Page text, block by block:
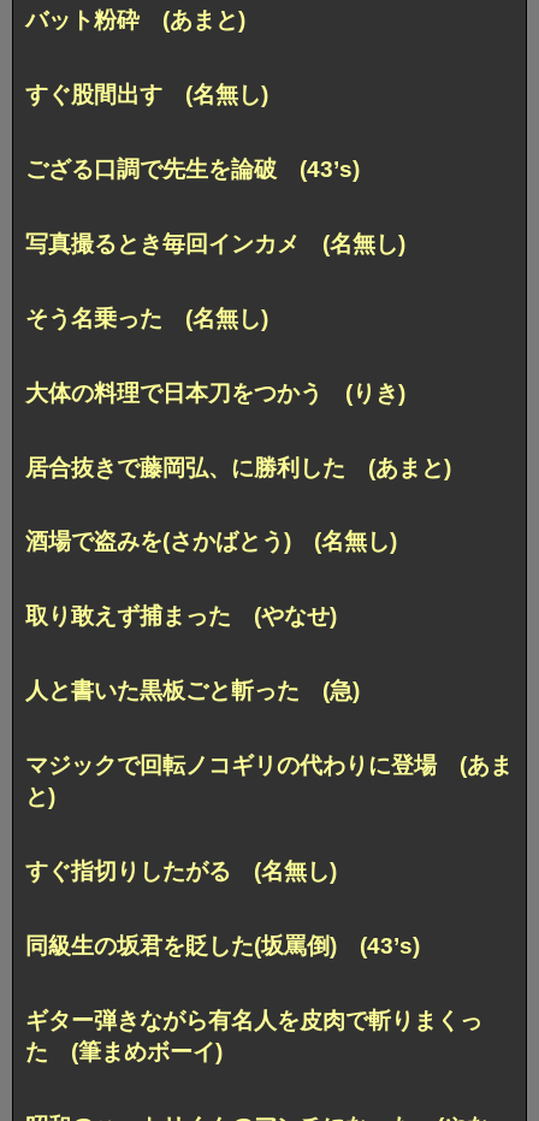
バット粉砕 (あまと)
すぐ股間出す (名無し)
ござる口調で先生を論破 (43’s)
写真撮るとき毎回インカメ (名無し)
そう名乗った (名無し)
大体の料理で日本刀をつかう (りき)
居合抜きで藤岡弘、に勝利した (あまと)
酒場で盗みを(さかばとう) (名無し)
取り敢えず捕まった (やなせ)
人と書いた黒板ごと斬った (急)
マジックで回転ノコギリの代わりに登場 (あま
と)
すぐ指切りしたがる (名無し)
同級生の坂君を貶した(坂罵倒) (43’s)
ギター弾きながら有名人を皮肉で斬りまくっ
た (筆まめボーイ)